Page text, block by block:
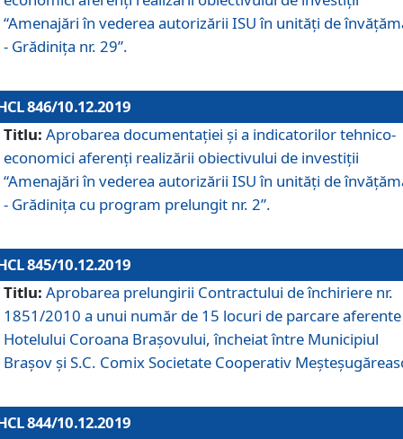
“Amenajări în vederea autorizării ISU în unități de
- Grădinița nr. 29”.
846/10.12.2019
Titlu: Aprobarea documentației și a indicatorilor tehnico-
economici aferenți realizării obiectivului de investiții
“Amenajări în vederea autorizării ISU în unități de
- Grădinița cu program prelungit nr. 2”.
845/10.12.2019
Titlu: Aprobarea prelungirii Contractului de închiriere nr.
1851/2010 a unui număr de 15 locuri de parcare aferente
Hotelului Coroana Brașovului, încheiat între Municipiul
Braşov şi S.C. Comix Societate Cooperativ
844/10.12.2019